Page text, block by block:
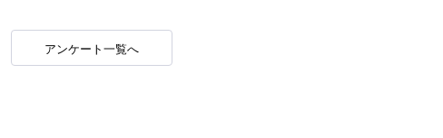
アンケート一覧へ